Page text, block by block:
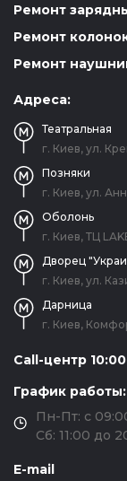
Ремонт
Ремонт
Ремонт
Адреса:
Театральная
г. Киев, ул.
Позняки
г. Киев, ул.
Оболонь
г. Киев, ТЦ
Дворец
г. Киев, ул.
Дарница
г. Киев,
Call-центр
График работы:
Пн-Пт: с
Сб: 11:00 до
E-mail